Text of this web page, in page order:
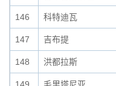
146 科特迪瓦
147 吉布提
148 洪都拉斯